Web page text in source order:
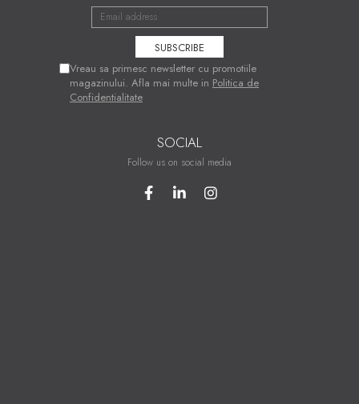
Vreau sa primesc newsletter cu promotiile
magazinului. Afla mai multe in Politica de
Confidentialitate
SOCIAL
Follow us on social media